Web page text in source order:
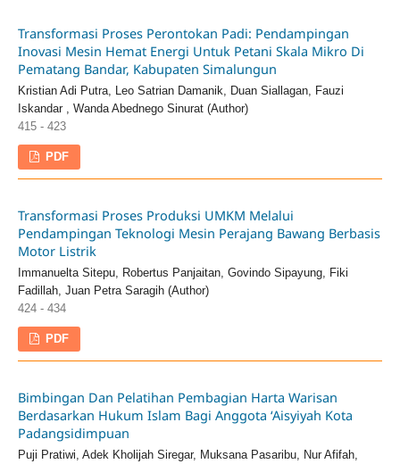
Transformasi Proses Perontokan Padi: Pendampingan
Inovasi Mesin Hemat Energi Untuk Petani Skala Mikro Di
Pematang Bandar, Kabupaten Simalungun
Kristian Adi Putra, Leo Satrian Damanik, Duan Siallagan, Fauzi
Iskandar , Wanda Abednego Sinurat (Author)
415 - 423
PDF
Transformasi Proses Produksi UMKM Melalui
Pendampingan Teknologi Mesin Perajang Bawang Berbasis
Motor Listrik
Immanuelta Sitepu, Robertus Panjaitan, Govindo Sipayung, Fiki
Fadillah, Juan Petra Saragih (Author)
424 - 434
PDF
Bimbingan Dan Pelatihan Pembagian Harta Warisan
Berdasarkan Hukum Islam Bagi Anggota ‘Aisyiyah Kota
Padangsidimpuan
Puji Pratiwi, Adek Kholijah Siregar, Muksana Pasaribu, Nur Afifah,